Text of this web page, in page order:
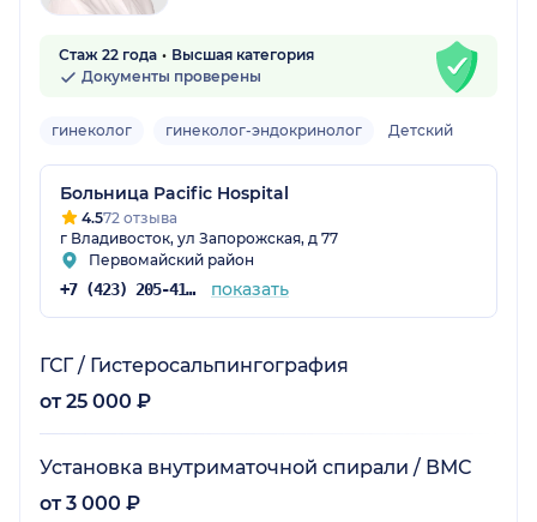
Стаж 22 года
Высшая категория
Документы проверены
гинеколог гинеколог-эндокринолог Детский
Больница Pacific Hospital
4.572 отзыва
г Владивосток, ул Запорожская, д 77
Первомайский район
+7 (423) 205-41-58 показать
ГСГ / Гистеросальпингография
от 25 000 ₽
Установка внутриматочной спирали / ВМС
от 3 000 ₽